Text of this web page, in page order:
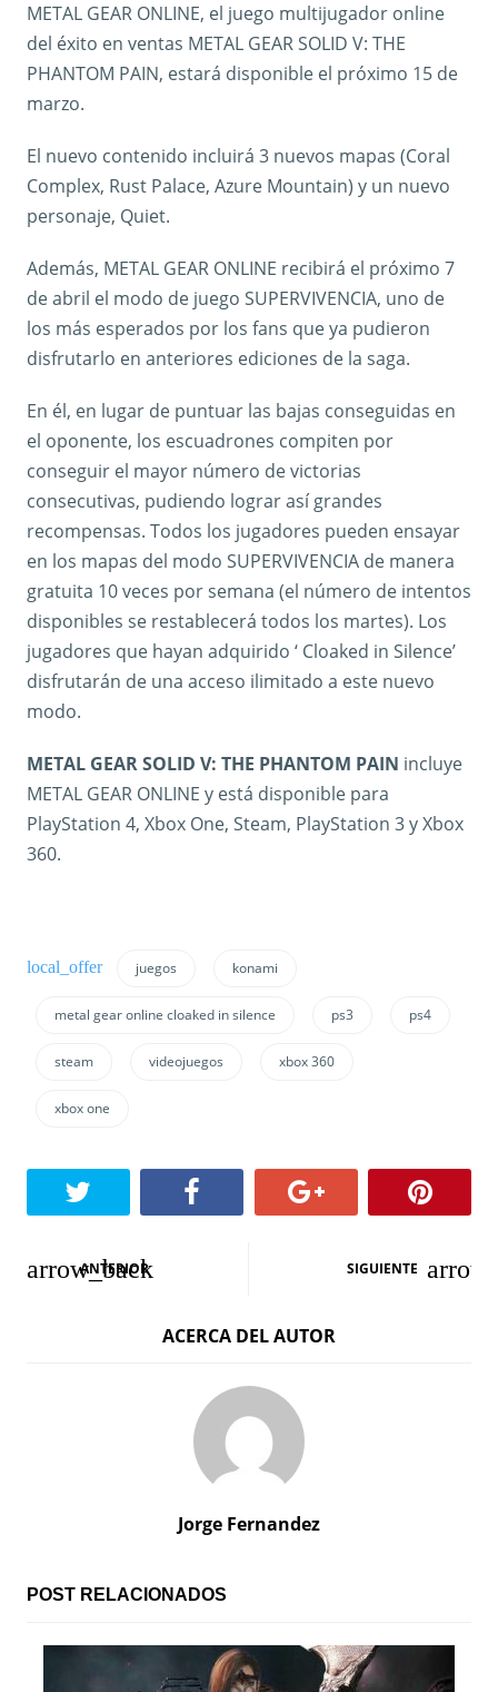
METAL GEAR ONLINE, el juego multijugador online
del éxito en ventas METAL GEAR SOLID V: THE
PHANTOM PAIN, estará disponible el próximo 15 de
marzo.
El nuevo contenido incluirá 3 nuevos mapas (Coral
Complex, Rust Palace, Azure Mountain) y un nuevo
personaje, Quiet.
Además, METAL GEAR ONLINE recibirá el próximo 7
de abril el modo de juego SUPERVIVENCIA, uno de
los más esperados por los fans que ya pudieron
disfrutarlo en anteriores ediciones de la saga.
En él, en lugar de puntuar las bajas conseguidas en
el oponente, los escuadrones compiten por
conseguir el mayor número de victorias
consecutivas, pudiendo lograr así grandes
recompensas. Todos los jugadores pueden ensayar
en los mapas del modo SUPERVIVENCIA de manera
gratuita 10 veces por semana (el número de intentos
disponibles se restablecerá todos los martes). Los
jugadores que hayan adquirido ‘ Cloaked in Silence’
disfrutarán de una acceso ilimitado a este nuevo
modo.
METAL GEAR SOLID V: THE PHANTOM PAIN incluye
METAL GEAR ONLINE y está disponible para
PlayStation 4, Xbox One, Steam, PlayStation 3 y Xbox
360.
juegos konami
metal gear online cloaked in silence ps3 ps4
steam videojuegos xbox 360
xbox one
N
ó
n
ANTERIOR SIGUIENTE
ACERCA DEL AUTOR
Jorge Fernandez
POST RELACIONADOS